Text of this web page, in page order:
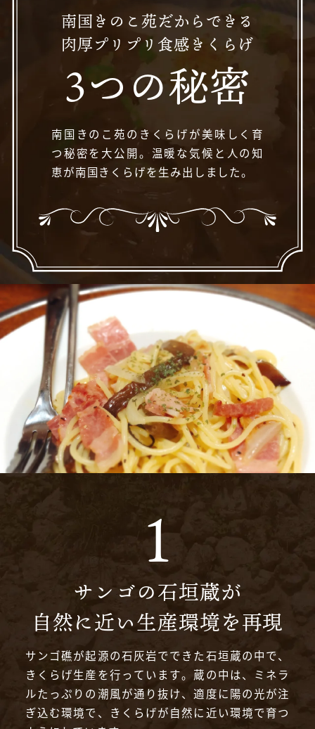
南国きのこ苑だからできる
肉厚プリプリ食感きくらげ
3つの秘密
南国きのこ苑のきくらげが美味しく育
つ秘密を大公開。温暖な気候と人の知
恵が南国きくらげを生み出しました。
サンゴの石垣蔵が
自然に近い生産環境を再現
サンゴ礁が起源の石灰岩でできた石垣蔵の中で、
きくらげ生産を行っています。蔵の中は、ミネラ
ルたっぷりの潮風が通り抜け、適度に陽の光が注
ぎ込む環境で、きくらげが自然に近い環境で育つ